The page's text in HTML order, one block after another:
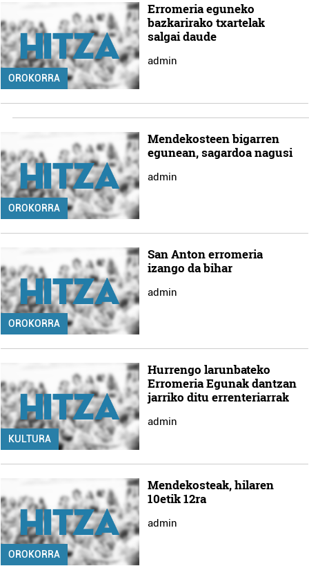
OROKORRA
Erromeria eguneko
bazkarirako txartelak
salgai daude
admin
OROKORRA
Mendekosteen bigarren
egunean, sagardoa nagusi
admin
OROKORRA
San Anton erromeria
izango da bihar
admin
KULTURA
Hurrengo larunbateko
Erromeria Egunak dantzan
jarriko ditu errenteriarrak
admin
OROKORRA
Mendekosteak, hilaren
10etik 12ra
admin